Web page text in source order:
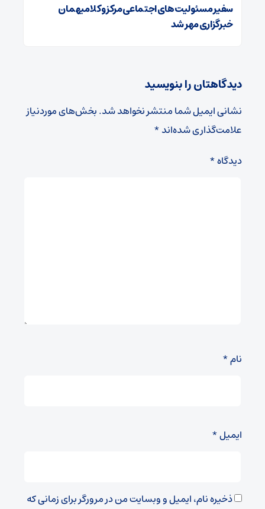
سفیر مسئولیت‌های اجتماعی مرکز وکلا میهمان
خبرگزاری مهر شد
دیدگاهتان را بنویسید
نشانی ایمیل شما منتشر نخواهد شد.بخش‌های موردنیاز
علامت‌گذاری شده‌اند*
دیدگاه*
نام*
ایمیل*
ذخیره نام، ایمیل و وبسایت من در مرورگر برای زمانی که